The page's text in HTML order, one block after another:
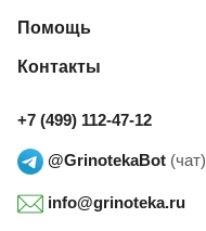
Помощь
Контакты
+7 (499) 112-47-12
@GrinotekaBot (чат)
info@grinoteka.ru